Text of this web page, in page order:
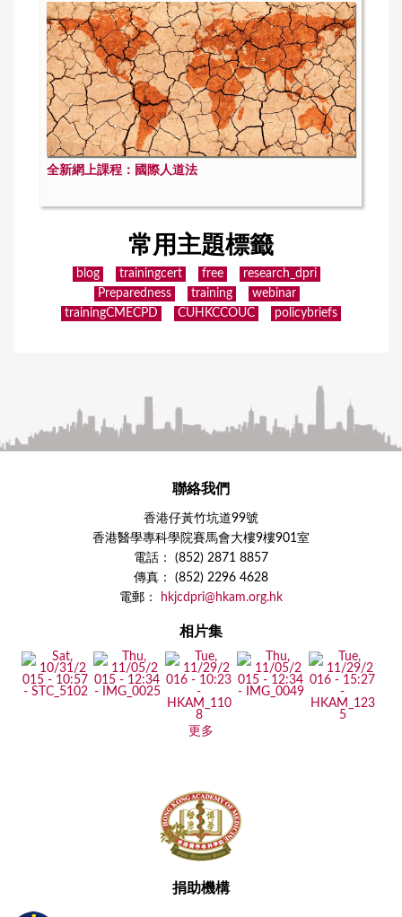
全新網上課程：國際人道法
常用主題標籤
blog trainingcert free
research_dpri
Preparedness
training
webinar
trainingCMECPD
CUHKCCOUC policybriefs
聯絡我們
香港仔黃竹坑道99號
香港醫學專科學院賽馬會大樓9樓901室
電話： (852) 2871 8857
傳真： (852) 2296 4628
電郵：
hkjcdpri@hkam.org.hk
相片集
更多
捐助機構